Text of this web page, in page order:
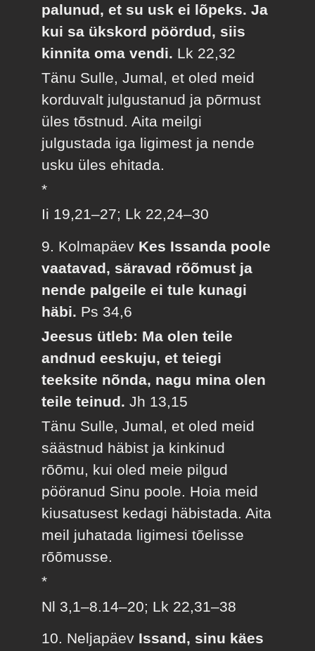
palunud, et su usk ei lõpeks. Ja
kui sa ükskord pöördud, siis
kinnita oma vendi. Lk 22,32
Tänu Sulle, Jumal, et oled meid
korduvalt julgustanud ja põrmust
üles tõstnud. Aita meilgi
julgustada iga ligimest ja nende
usku üles ehitada.
*
Ii 19,21–27; Lk 22,24–30
9. Kolmapäev Kes Issanda poole
vaatavad, säravad rõõmust ja
nende palgeile ei tule kunagi
häbi. Ps 34,6
Jeesus ütleb: Ma olen teile
andnud eeskuju, et teiegi
teeksite nõnda, nagu mina olen
teile teinud.Jh 13,15
Tänu Sulle, Jumal, et oled meid
säästnud häbist ja kinkinud
rõõmu, kui oled meie pilgud
pööranud Sinu poole. Hoia meid
kiusatusest kedagi häbistada. Aita
meil juhatada ligimesi tõelisse
rõõmusse.
*
Nl 3,1–8.14–20; Lk 22,31–38
10. Neljapäev Issand, sinu käes